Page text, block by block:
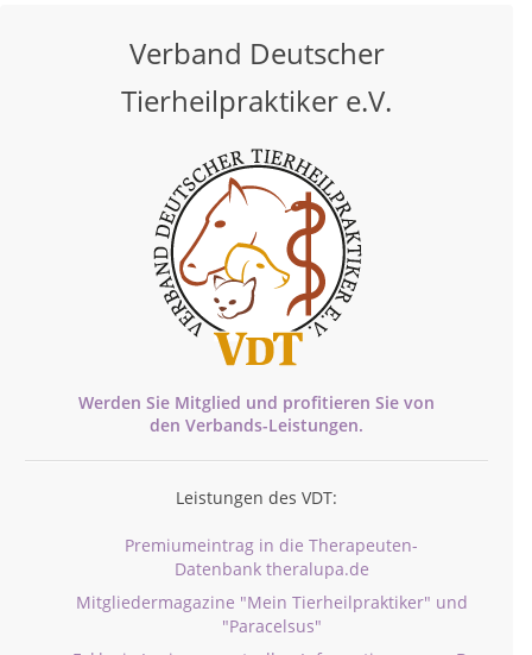
Verband Deutscher
Tierheilpraktiker e.V.
Werden Sie Mitglied und profitieren Sie von
den Verbands-Leistungen.
Leistungen des VDT:
Premiumeintrag in die Therapeuten-
Datenbank theralupa.de
Mitgliedermagazine "Mein Tierheilpraktiker" und
"Paracelsus"